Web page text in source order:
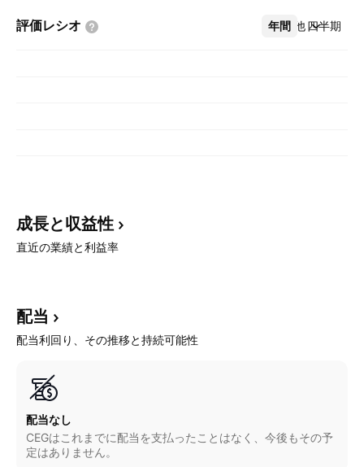
評価レシオ 年間 四半期
その他
成長と収益性
直近の業績と利益率
配当
配当利回り、その推移と持続可能性
配当なし
CEGはこれまでに配当を支払ったことはなく、今後もその予
定はありません。